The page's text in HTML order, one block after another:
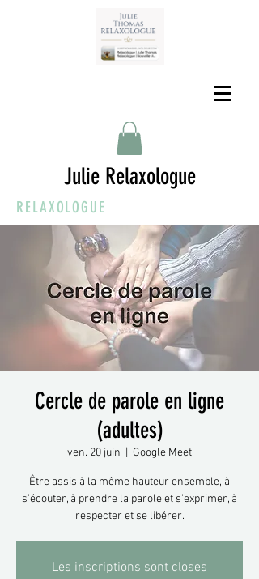
Julie Relaxologue
RELAXOLOGUE
Cercle de parole en ligne
(adultes)
ven. 20 juin Google Meet
Être assis à la même hauteur ensemble, à
s'écouter, à prendre la parole et s'exprimer, à
respecter et se libérer.
Les inscriptions sont closes